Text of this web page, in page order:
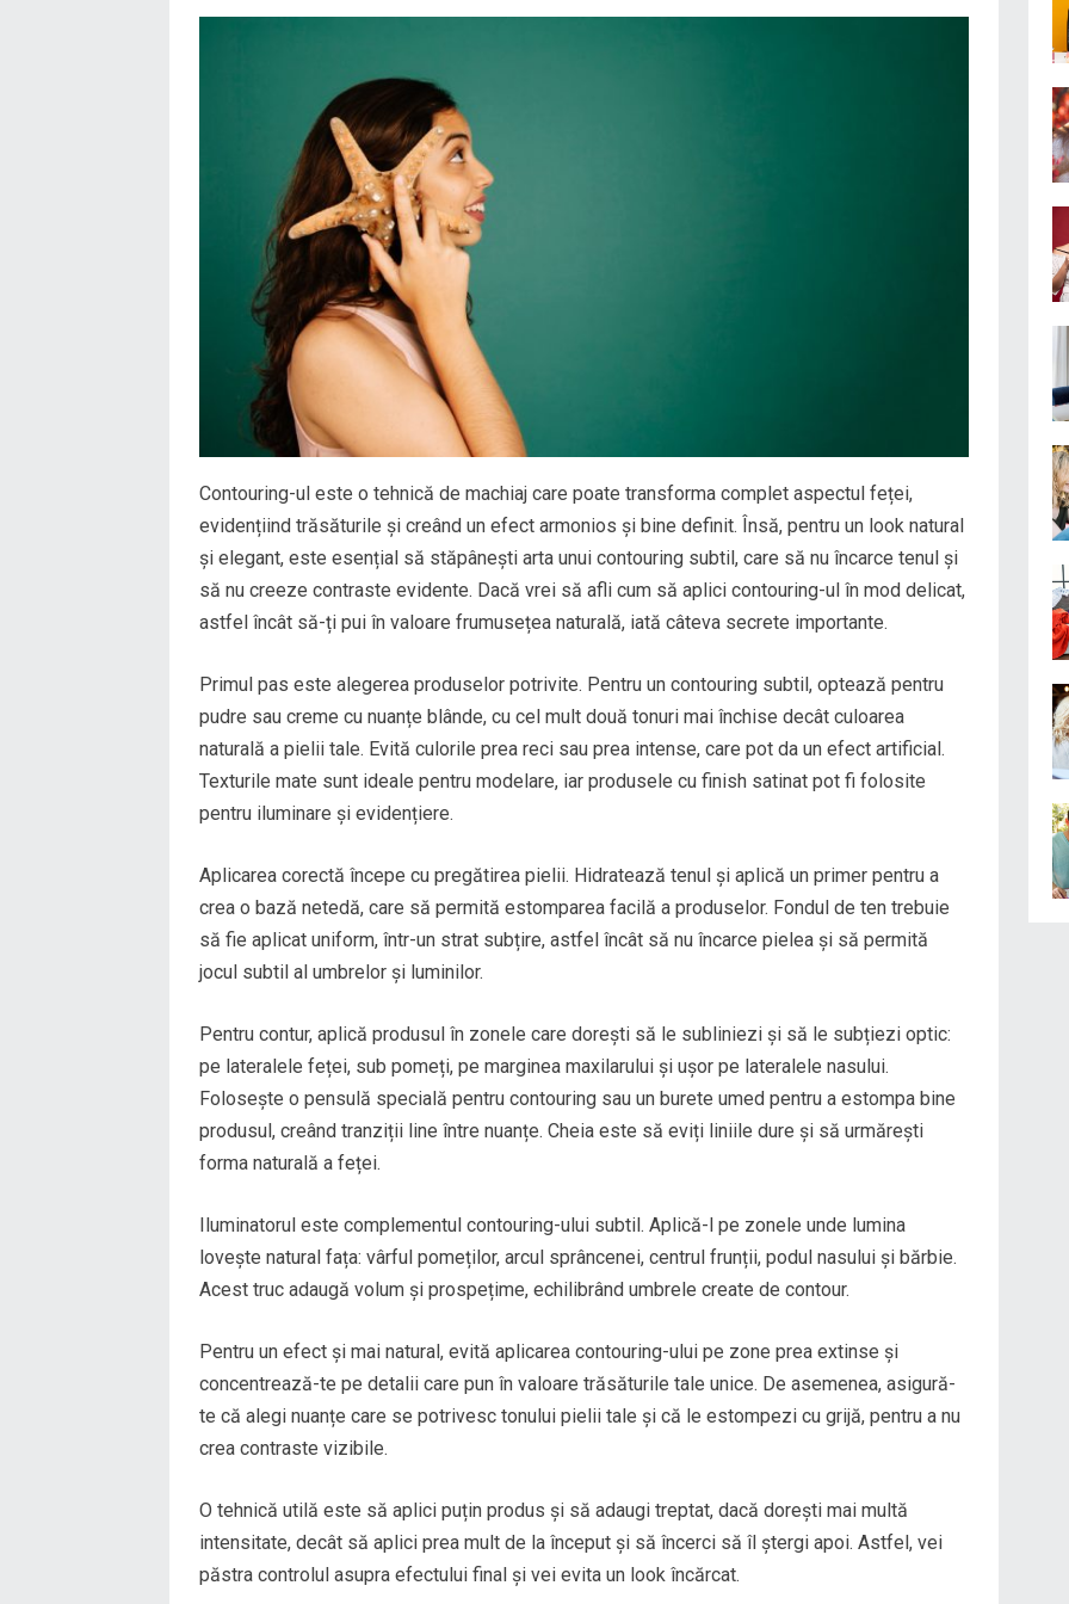
Contouring-ul este o tehnică de machiaj care poate transforma complet aspectul feței,
evidențiind trăsăturile și creând un efect armonios și bine definit. Însă, pentru un look natural
și elegant, este esențial să stăpânești arta unui contouring subtil, care să nu încarce tenul și
să nu creeze contraste evidente. Dacă vrei să afli cum să aplici contouring-ul în mod delicat,
astfel încât să-ți pui în valoare frumusețea naturală, iată câteva secrete importante.
Primul pas este alegerea produselor potrivite. Pentru un contouring subtil, optează pentru
pudre sau creme cu nuanțe blânde, cu cel mult două tonuri mai închise decât culoarea
naturală a pielii tale. Evită culorile prea reci sau prea intense, care pot da un efect artificial.
Texturile mate sunt ideale pentru modelare, iar produsele cu finish satinat pot fi folosite
pentru iluminare și evidențiere.
Aplicarea corectă începe cu pregătirea pielii. Hidratează tenul și aplică un primer pentru a
crea o bază netedă, care să permită estomparea facilă a produselor. Fondul de ten trebuie
să fie aplicat uniform, într-un strat subțire, astfel încât să nu încarce pielea și să permită
jocul subtil al umbrelor și luminilor.
Pentru contur, aplică produsul în zonele care dorești să le subliniezi și să le subțiezi optic:
pe lateralele feței, sub pomeți, pe marginea maxilarului și ușor pe lateralele nasului.
Folosește o pensulă specială pentru contouring sau un burete umed pentru a estompa bine
produsul, creând tranziții line între nuanțe. Cheia este să eviți liniile dure și să urmărești
forma naturală a feței.
Iluminatorul este complementul contouring-ului subtil. Aplică-l pe zonele unde lumina
lovește natural fața: vârful pomeților, arcul sprâncenei, centrul frunții, podul nasului și bărbie.
Acest truc adaugă volum și prospețime, echilibrând umbrele create de contour.
Pentru un efect și mai natural, evită aplicarea contouring-ului pe zone prea extinse și
concentrează-te pe detalii care pun în valoare trăsăturile tale unice. De asemenea, asigură-
te că alegi nuanțe care se potrivesc tonului pielii tale și că le estompezi cu grijă, pentru a nu
crea contraste vizibile.
O tehnică utilă este să aplici puțin produs și să adaugi treptat, dacă dorești mai multă
intensitate, decât să aplici prea mult de la început și să încerci să îl ștergi apoi. Astfel, vei
păstra controlul asupra efectului final și vei evita un look încărcat.